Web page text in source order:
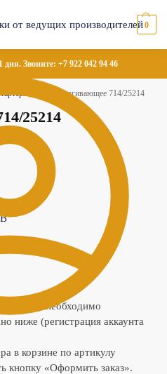
0
дня. Звоните: +7 922 042 94 46
Реле втягивающее 714/25214
25214
товару необходимо
ниже (регистрация аккаунта
в корзине по артикулу
кнопку «Оформить заказ».